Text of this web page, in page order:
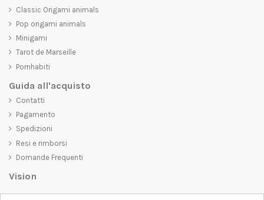
Classic Origami animals
Pop origami animals
Minigami
Tarot de Marseille
Pornhabiti
Guida all'acquisto
Contatti
Pagamento
Spedizioni
Resi e rimborsi
Domande Frequenti
Vision